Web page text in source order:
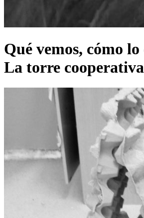
Qué vemos, cómo
La torre cooperativa